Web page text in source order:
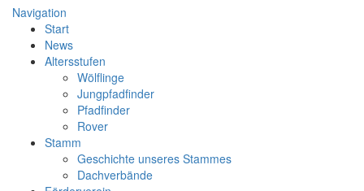
Navigation
Start
News
Altersstufen
Wölflinge
Jungpfadfinder
Pfadfinder
Rover
Stamm
Geschichte unseres Stammes
Dachverbände